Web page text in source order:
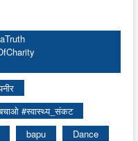
#स्वास्थ्य_संकट
bapu
Dance